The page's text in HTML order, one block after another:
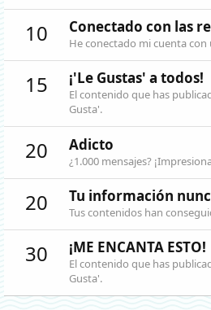
10 Conectado con las
He conectado mi cuenta
15 ¡'Le Gustas' a todos!
El contenido que has
Gusta'.
20 Adicto
¿1.000 mensajes?
20 Tu información
Tus contenidos han
30 ¡ME ENCANTA ESTO!
El contenido que has
Gusta'.